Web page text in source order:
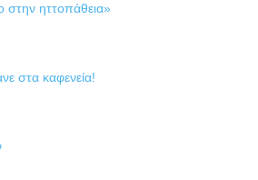
στην ηττοπάθεια»
στα καφενεία!